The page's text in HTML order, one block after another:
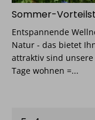
Sommer-
Entspannende
Natur - das bietet
attraktiv sind
Tage wohnen =...